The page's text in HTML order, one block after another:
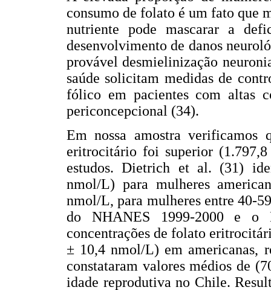
consumo de folato é um fato que
nutriente pode mascarar a
desenvolvimento de danos
provável desmielinização
saúde solicitam medidas de
fólico em pacientes com altas
periconcepcional (34).
Em nossa amostra verificamos
eritrocitário foi superior
estudos. Dietrich et al. (31)
nmol/L) para mulheres
nmol/L, para mulheres entre 40-
do NHANES 1999-2000 e o
concentrações de folato
± 10,4 nmol/L) em americanas,
constataram valores médios de
idade reprodutiva no Chile.